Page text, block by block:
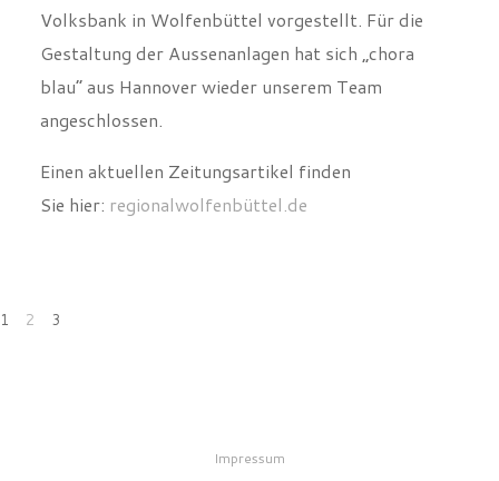
Volksbank in Wolfenbüttel vorgestellt. Für die
Gestaltung der Aussenanlagen hat sich „chora
blau“ aus Hannover wieder unserem Team
angeschlossen.
Einen aktuellen Zeitungsartikel finden
Sie hier: regionalwolfenbüttel.de
1 2 3
Impressum